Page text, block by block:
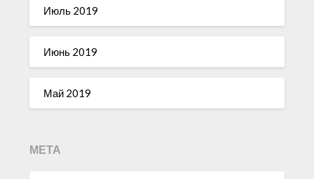
Июль 2019
Июнь 2019
Май 2019
МЕТА